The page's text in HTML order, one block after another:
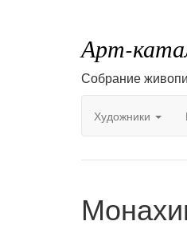
Арт-
Собрание
Художники